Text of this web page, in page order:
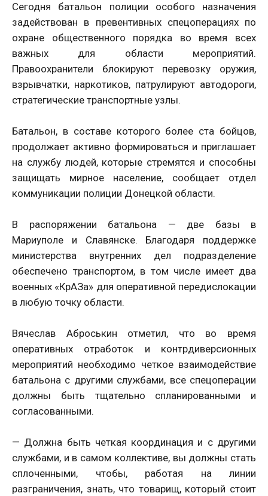
Сегодня батальон полиции особого назначения
задействован в превентивных спецоперациях по
охране общественного порядка во время всех
важных для области мероприятий.
Правоохранители блокируют перевозку оружия,
взрывчатки, наркотиков, патрулируют автодороги,
стратегические транспортные узлы.
Батальон, в составе которого более ста бойцов,
продолжает активно формироваться и приглашает
на службу людей, которые стремятся и способны
защищать мирное население, сообщает отдел
коммуникации полиции Донецкой области.
В распоряжении батальона — две базы в
Мариуполе и Славянске. Благодаря поддержке
министерства внутренних дел подразделение
обеспечено транспортом, в том числе имеет два
военных «КрАЗа» для оперативной передислокации
в любую точку области.
Вячеслав Аброськин отметил, что во время
оперативных отработок и контрдиверсионных
мероприятий необходимо четкое взаимодействие
батальона с другими службами, все спецоперации
должны быть тщательно спланированными и
согласованными.
— Должна быть четкая координация и с другими
службами, и в самом коллективе, вы должны стать
сплоченными, чтобы, работая на линии
разграничения, знать, что товарищ, который стоит